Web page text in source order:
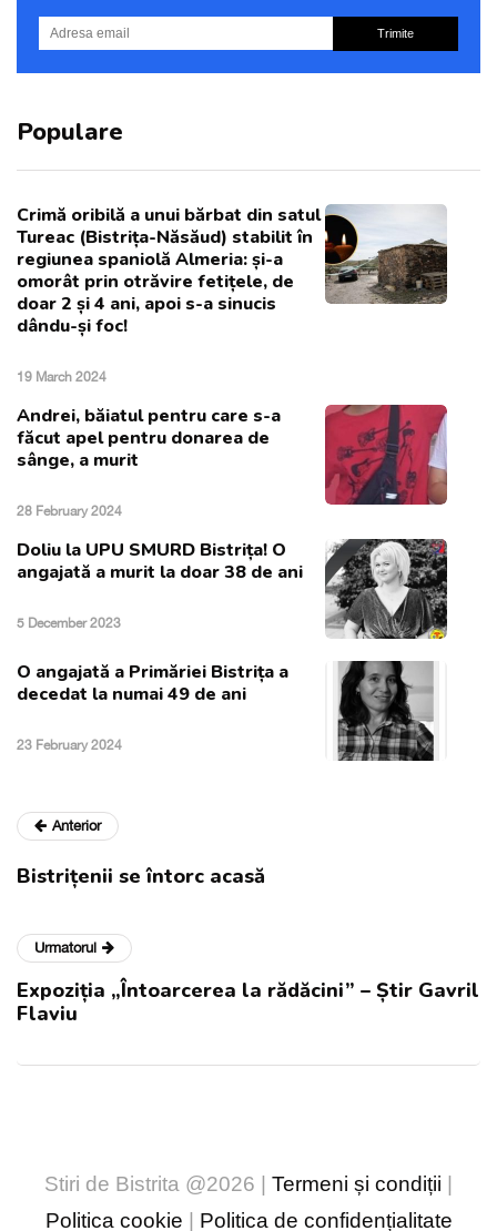
Trimite
Populare
Crimă oribilă a unui bărbat din satul
Tureac (Bistrița-Năsăud) stabilit în
regiunea spaniolă Almeria: și-a
omorât prin otrăvire fetițele, de
doar 2 și 4 ani, apoi s-a sinucis
dându-și foc!
19 March 2024
Andrei, băiatul pentru care s-a
făcut apel pentru donarea de
sânge, a murit
28 February 2024
Doliu la UPU SMURD Bistrița! O
angajată a murit la doar 38 de ani
5 December 2023
O angajată a Primăriei Bistrița a
decedat la numai 49 de ani
23 February 2024
Anterior
Bistrițenii se întorc acasă
Urmatorul
Expoziția „Întoarcerea la rădăcini” – Știr Gavril
Flaviu
Stiri de Bistrita @2026 | Termeni și condiții |
Politica cookie | Politica de confidențialitate